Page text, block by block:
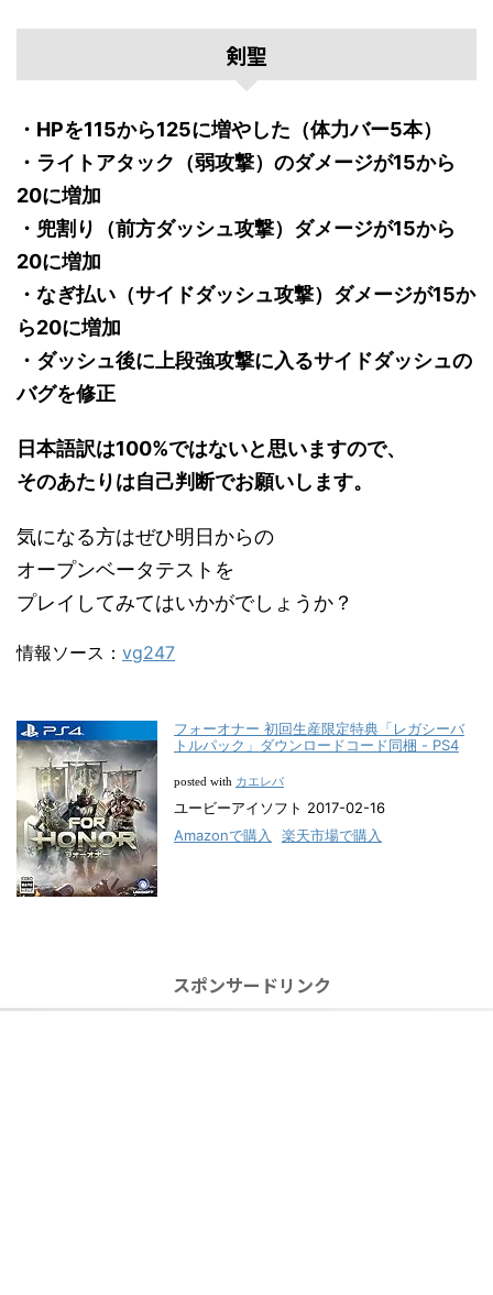
剣聖
・HPを115から125に増やした（体力バー5本）
・ライトアタック（弱攻撃）のダメージが15から
20に増加
・兜割り（前方ダッシュ攻撃）ダメージが15から
20に増加
・なぎ払い（サイドダッシュ攻撃）ダメージが15か
ら20に増加
・ダッシュ後に上段強攻撃に入るサイドダッシュの
バグを修正
日本語訳は100%ではないと思いますので、
そのあたりは自己判断でお願いします。
気になる方はぜひ明日からの
オープンベータテストを
プレイしてみてはいかがでしょうか？
情報ソース： vg247
フォーオナー 初回生産限定特典「レガシーバ
トルパック」ダウンロードコード同梱 - PS4
posted with カエレバ
ユービーアイソフト 2017-02-16
Amazonで購入
楽天市場で購入
スポンサードリンク